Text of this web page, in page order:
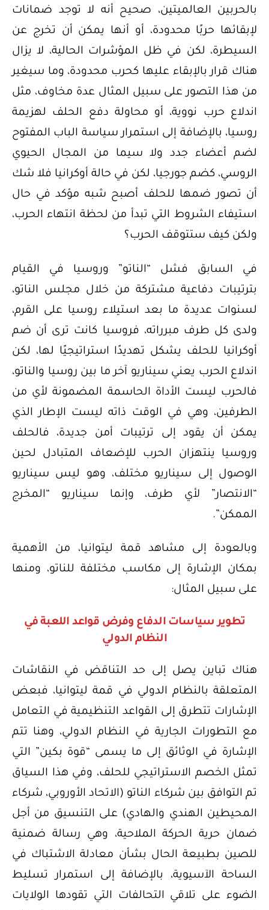
بالحربين العالميتين، صحيح أنه لا توجد ضمانات
لإبقائها حربًا محدودة، أو أنها يمكن أن تخرج عن
السيطرة، لكن في ظل المؤشرات الحالية، لا يزال
هناك قرار بالإبقاء عليها كحرب محدودة، وما سيغير
من هذا التصور على سبيل المثال عدة مخاوف، مثل
اندلاع حرب نووية، أو محاولة دفع الحلف لهزيمة
روسيا، بالإضافة إلى استمرار سياسة الباب المفتوح
لضم أعضاء جدد ولا سيما من المجال الحيوي
الروسي، كضم جورجيا، لكن في حالة أوكرانيا فلا شك
أن تصور ضمها للحلف أصبح شبه مؤكد في حال
استيفاء الشروط التي تبدأ من لحظة انتهاء الحرب،
ولكن كيف ستتوقف الحرب؟
في السابق فشل “الناتو” وروسيا في القيام
بترتيبات دفاعية مشتركة من خلال مجلس الناتو،
لسنوات عديدة ما بعد استيلاء روسيا على القرم،
ولدى كل طرف مبرراته، فروسيا كانت ترى أن ضم
أوكرانيا للحلف يشكل تهديدًا استراتيجيًا لها، لكن
اندلاع الحرب يعني سيناريو آخر ما بين روسيا والناتو،
فالحرب ليست الأداة الحاسمة المضمونة لأي من
الطرفين، وهي في الوقت ذاته ليست الإطار الذي
يمكن أن يقود إلى ترتيبات أمن جديدة، فالحلف
وروسيا ينتهزان الحرب للإضعاف المتبادل لحين
الوصول إلى سيناريو مختلف، وهو ليس سيناريو
“الانتصار” لأي طرف، وإنما سيناريو “المخرج
الممكن”.
وبالعودة إلى مشاهد قمة ليتوانيا، من الأهمية
بمكان الإشارة إلى مكاسب مختلفة للناتو، ومنها
على سبيل المثال:
تطوير سياسات الدفاع وفرض قواعد اللعبة في
النظام الدولي
هناك تباين يصل إلى حد التناقض في النقاشات
المتعلقة بالنظام الدولي في قمة ليتوانيا، فبعض
الإشارات تتطرق إلى القواعد التنظيمية في التعامل
مع التطورات الجارية في النظام الدولي، وهنا تتم
الإشارة في الوثائق إلى ما يسمى “قوة بكين” التي
تمثل الخصم الاستراتيجي للحلف، وفي هذا السياق
تم التوافق بين شركاء الناتو (الاتحاد الأوروبي، شركاء
المحيطين الهندي والهادي) على التنسيق من أجل
ضمان حرية الحركة الملاحية، وهي رسالة ضمنية
للصين بطبيعة الحال بشأن معادلة الاشتباك في
الساحة الآسيوية، بالإضافة إلى استمرار تسليط
الضوء على تلاقي التحالفات التي تقودها الولايات